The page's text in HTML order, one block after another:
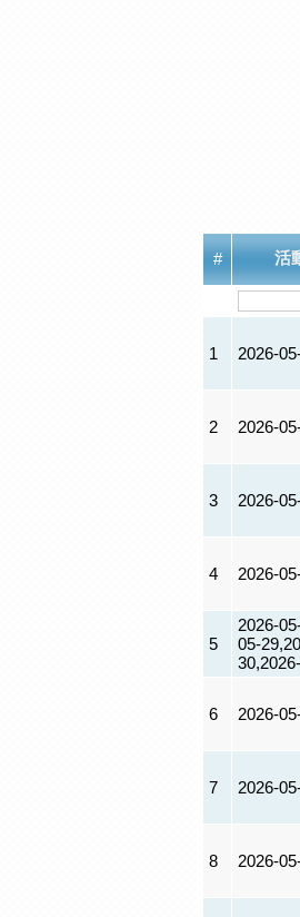
# 活
1 2026-
2 2026-
3 2026-
4 2026-
5
2026-
05-
6 2026-
7 2026-
8 2026-